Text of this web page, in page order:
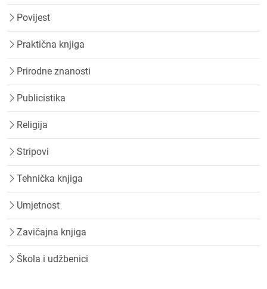
Povijest
Praktična knjiga
Prirodne znanosti
Publicistika
Religija
Stripovi
Tehnička knjiga
Umjetnost
Zavičajna knjiga
Škola i udžbenici